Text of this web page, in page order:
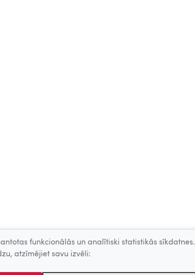
funkcionālās un analītiski statistikās sīkdatnes.
atzīmējiet savu izvēli: